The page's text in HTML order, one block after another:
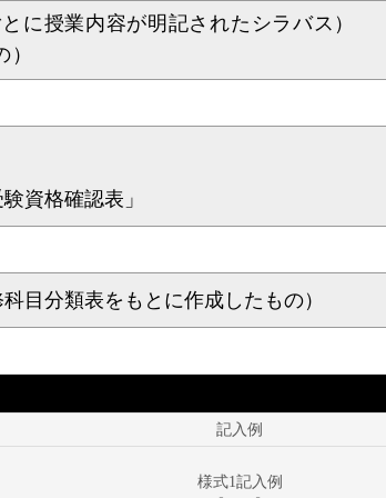
に授業内容が明記されたシラバス）
資格確認表」
目分類表をもとに作成したもの）
記入例
様式1記入例